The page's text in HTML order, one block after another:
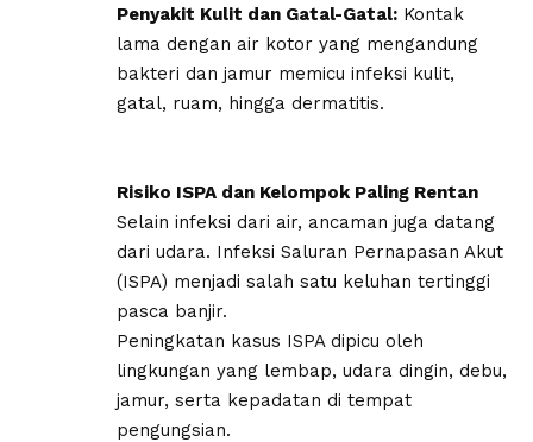
​Penyakit Kulit dan Gatal-Gatal: Kontak
lama dengan air kotor yang mengandung
bakteri dan jamur memicu infeksi kulit,
gatal, ruam, hingga dermatitis.
Risiko ISPA dan Kelompok Paling Rentan
​Selain infeksi dari air, ancaman juga datang
dari udara. Infeksi Saluran Pernapasan Akut
(ISPA) menjadi salah satu keluhan tertinggi
pasca banjir.
Peningkatan kasus ISPA dipicu oleh
lingkungan yang lembap, udara dingin, debu,
jamur, serta kepadatan di tempat
pengungsian.